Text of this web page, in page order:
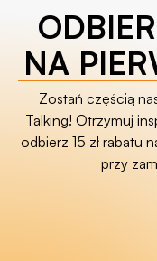
NA
Zostań częścią
Talking! Otrzymuj
odbierz 15 zł rabatu
przy